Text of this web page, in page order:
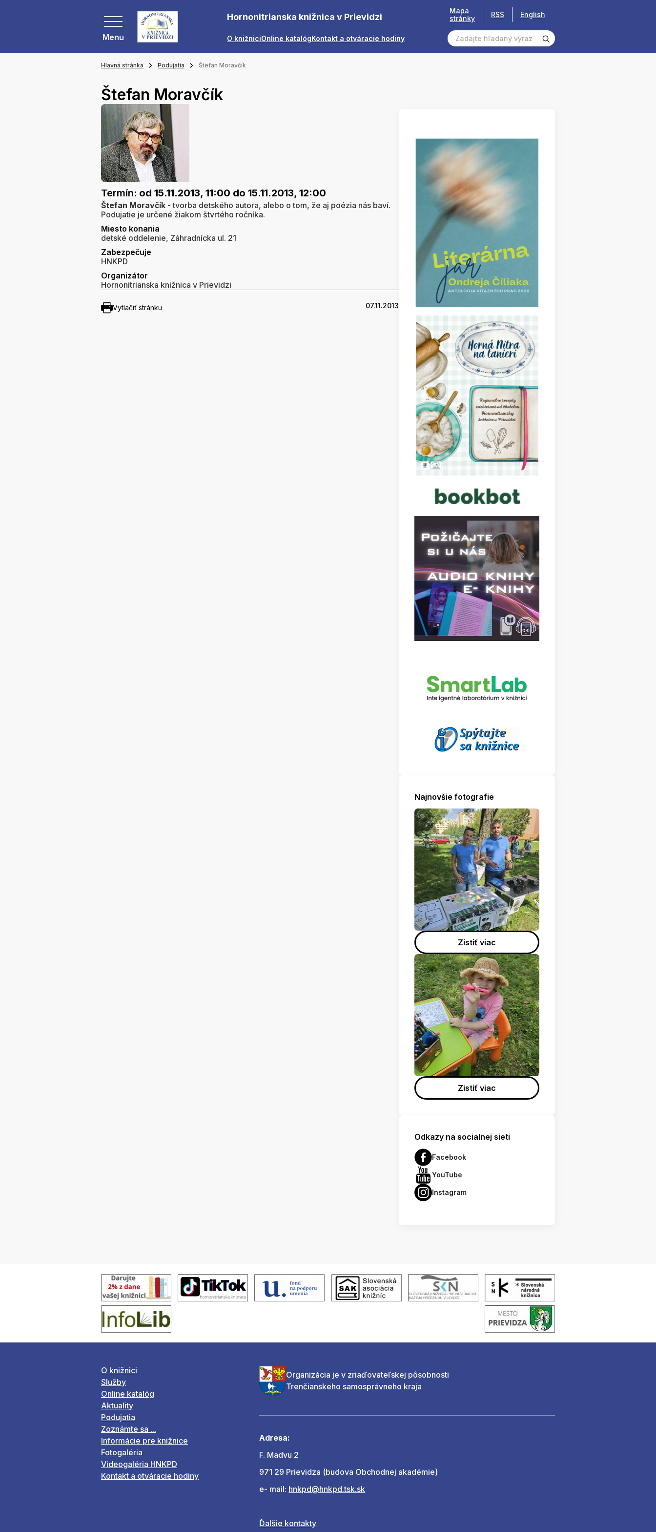
Menu
Hornonitrianska knižnica v Prievidzi
O knižniciOnline katalógKontakt a otváracie hodiny
Mapa
stránky
RSS English
Hlavná stránka Podujatia Štefan Moravčík
Štefan Moravčík
Termín: od 15.11.2013, 11:00 do 15.11.2013, 12:00
Štefan Moravčík -tvorba detského autora, alebo o tom, že aj poézia nás baví.
Podujatie je určené žiakom štvrtého ročníka.
Miesto konania
detské oddelenie, Záhradnícka ul. 21
Zabezpečuje
HNKPD
Organizátor
Hornonitrianska knižnica v Prievidzi
Vytlačiť stránku 07.11.2013
Najnovšie fotografie
Zistiť viac
Zistiť viac
Odkazy na socialnej sieti
Facebook
YouTube
Instagram
O knižnici
Služby
Online katalóg
Aktuality
Podujatia
Zoznámte sa ...
Informácie pre knižnice
Fotogaléria
Videogaléria HNKPD
Kontakt a otváracie hodiny
Organizácia je v zriaďovateľskej pôsobnosti
Trenčianskeho samosprávneho kraja
Adresa:
F. Madvu 2
971 29 Prievidza (budova Obchodnej akadémie)
e- mail: hnkpd@hnkpd.tsk.sk
Ďalšie kontakty